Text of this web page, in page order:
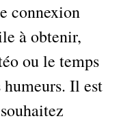
connexion
à obtenir,
ou le temps
humeurs. Il est